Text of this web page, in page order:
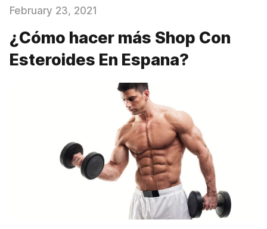
February 23, 2021
¿Cómo hacer más Shop Con
Esteroides En Espana?